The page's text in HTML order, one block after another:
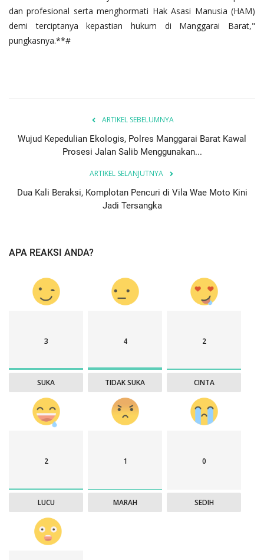
dan profesional serta menghormati Hak Asasi Manusia (HAM)
demi terciptanya kepastian hukum di Manggarai Barat,"
pungkasnya.**#
ARTIKEL SEBELUMNYA
Wujud Kepedulian Ekologis, Polres Manggarai Barat Kawal
Prosesi Jalan Salib Menggunakan...
ARTIKEL SELANJUTNYA
Dua Kali Beraksi, Komplotan Pencuri di Vila Wae Moto Kini
Jadi Tersangka
APA REAKSI ANDA?
3
SUKA
4
TIDAK SUKA
2
CINTA
2
LUCU
1
MARAH
0
SEDIH